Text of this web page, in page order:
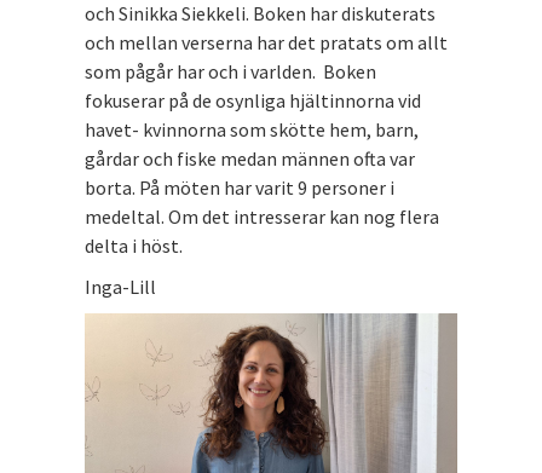
och Sinikka Siekkeli. Boken har diskuterats
och mellan verserna har det pratats om allt
som pågår har och i varlden. Boken
fokuserar på de osynliga hjältinnorna vid
havet- kvinnorna som skötte hem, barn,
gårdar och fiske medan männen ofta var
borta. På möten har varit 9 personer i
medeltal. Om det intresserar kan nog flera
delta i höst.
Inga-Lill